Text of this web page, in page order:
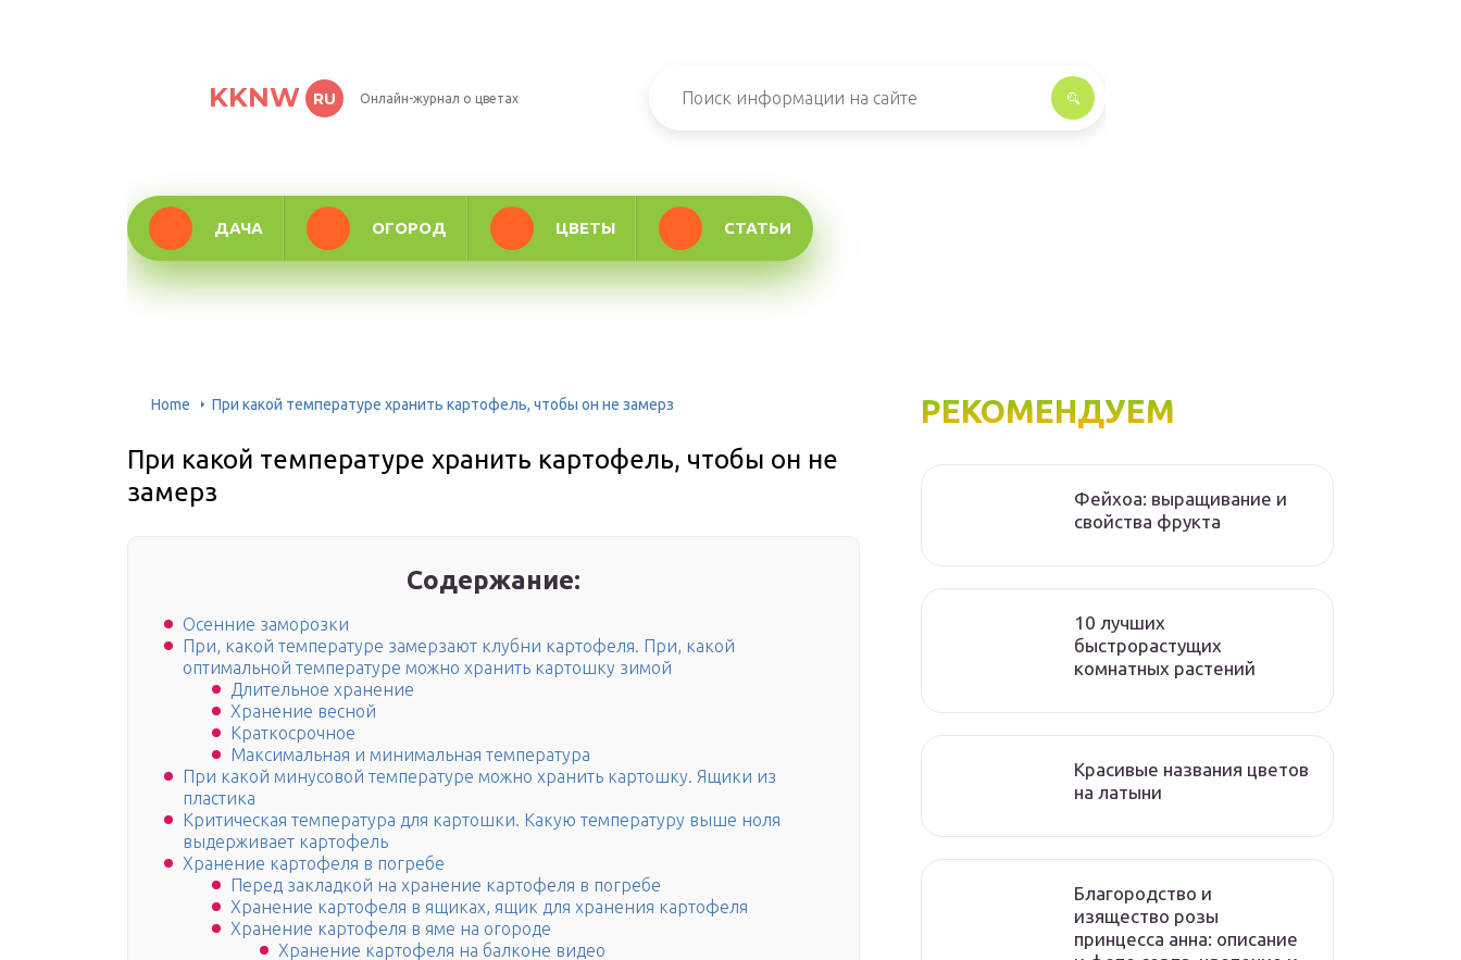
KKNW RU Онлайн-журнал о цветах
ДАЧА ОГОРОД ЦВЕТЫ СТАТЬИ
Home При какой температуре хранить картофель, чтобы он не замерз
При какой температуре хранить картофель, чтобы он не
замерз
Содержание:
Осенние заморозки
При, какой температуре замерзают клубни картофеля. При, какой
оптимальной температуре можно хранить картошку зимой
Длительное хранение
Хранение весной
Краткосрочное
Максимальная и минимальная температура
При какой минусовой температуре можно хранить картошку. Ящики из
пластика
Критическая температура для картошки. Какую температуру выше ноля
выдерживает картофель
Хранение картофеля в погребе
Перед закладкой на хранение картофеля в погребе
Хранение картофеля в ящиках, ящик для хранения картофеля
Хранение картофеля в яме на огороде
Хранение картофеля на балконе видео
РЕКОМЕНДУЕМ
Фейхоа: выращивание и
свойства фрукта
10 лучших
быстрорастущих
комнатных растений
Красивые названия цветов
на латыни
Благородство и
изящество розы
принцесса анна: описание